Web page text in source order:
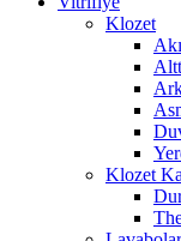
Klozet
Klozet